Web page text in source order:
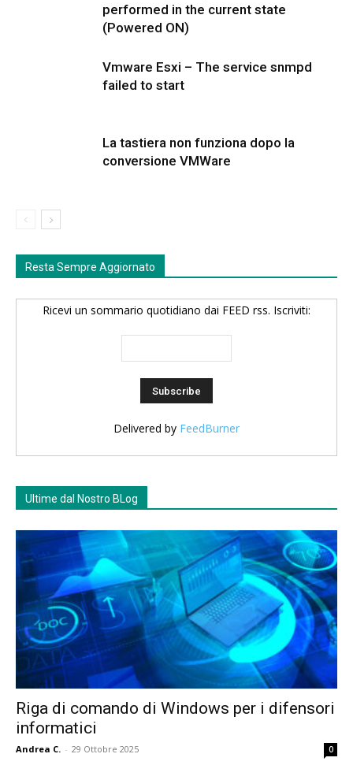
performed in the current state
(Powered ON)
Vmware Esxi – The service snmpd
failed to start
La tastiera non funziona dopo la
conversione VMWare
Resta Sempre Aggiornato
Ricevi un sommario quotidiano dai FEED rss. Iscriviti:
Delivered by FeedBurner
Ultime dal Nostro BLog
Riga di comando di Windows per i difensori
informatici
Andrea C. - 29 Ottobre 2025 0